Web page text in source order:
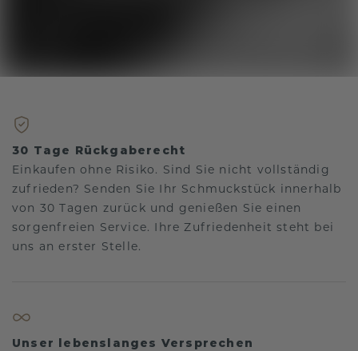
30 Tage Rückgaberecht
Einkaufen ohne Risiko. Sind Sie nicht vollständig
zufrieden? Senden Sie Ihr Schmuckstück innerhalb
von 30 Tagen zurück und genießen Sie einen
sorgenfreien Service. Ihre Zufriedenheit steht bei
uns an erster Stelle.
Unser lebenslanges Versprechen